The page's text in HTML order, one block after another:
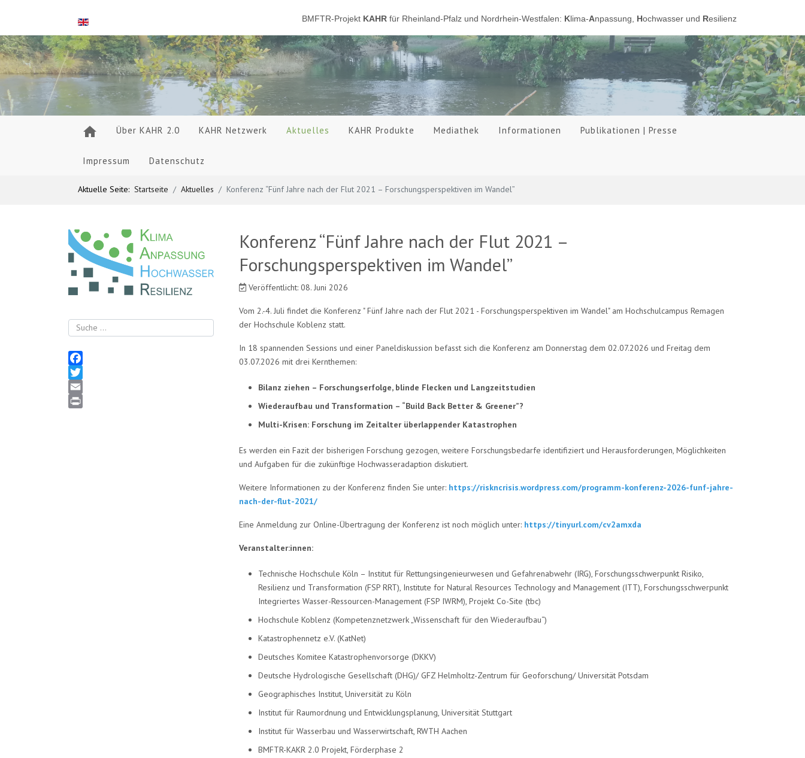
Sprache auswählen BMFTR-Projekt KAHR für Rheinland-Pfalz und Nordrhein-Westfalen: Klima-Anpassung, Hochwasser und Resilienz
Über KAHR 2.0 KAHR Netzwerk Aktuelles KAHR Produkte Mediathek Informationen Publikationen | Presse
Impressum Datenschutz
Aktuelle Seite: Startseite Aktuelles Konferenz “Fünf Jahre nach der Flut 2021 – Forschungsperspektiven im Wandel”
Suchen
Facebook
Twitter
Email
Konferenz “Fünf Jahre nach der Flut 2021 –
Forschungsperspektiven im Wandel”
Veröffentlicht: 08. Juni 2026
Vom 2.-4. Juli findet die Konferenz " Fünf Jahre nach der Flut 2021 - Forschungsperspektiven im Wandel" am Hochschulcampus Remagen
der Hochschule Koblenz statt.
In 18 spannenden Sessions und einer Paneldiskussion befasst sich die Konferenz am Donnerstag dem 02.07.2026 und Freitag dem
03.07.2026 mit drei Kernthemen:
Bilanz ziehen – Forschungserfolge, blinde Flecken und Langzeitstudien
Wiederaufbau und Transformation – “Build Back Better & Greener”?
Multi-Krisen: Forschung im Zeitalter überlappender Katastrophen
Es werden ein Fazit der bisherigen Forschung gezogen, weitere Forschungsbedarfe identifiziert und Herausforderungen, Möglichkeiten
und Aufgaben für die zukünftige Hochwasseradaption diskutiert.
Weitere Informationen zu der Konferenz finden Sie unter: https://riskncrisis.wordpress.com/programm-konferenz-2026-funf-jahre-
nach-der-flut-2021/
Eine Anmeldung zur Online-Übertragung der Konferenz ist noch möglich unter: https://tinyurl.com/cv2amxda
Veranstalter:innen:
Technische Hochschule Köln – Institut für Rettungsingenieurwesen und Gefahrenabwehr (IRG), Forschungsschwerpunkt Risiko,
Resilienz und Transformation (FSP RRT), Institute for Natural Resources Technology and Management (ITT), Forschungsschwerpunkt
Integriertes Wasser-Ressourcen-Management (FSP IWRM), Projekt Co-Site (tbc)
Hochschule Koblenz (Kompetenznetzwerk „Wissenschaft für den Wiederaufbau“)
Katastrophennetz e.V. (KatNet)
Deutsches Komitee Katastrophenvorsorge (DKKV)
Deutsche Hydrologische Gesellschaft (DHG)/ GFZ Helmholtz-Zentrum für Geoforschung/ Universität Potsdam
Geographisches Institut, Universität zu Köln
Institut für Raumordnung und Entwicklungsplanung, Universität Stuttgart
Institut für Wasserbau und Wasserwirtschaft, RWTH Aachen
BMFTR-KAKR 2.0 Projekt, Förderphase 2